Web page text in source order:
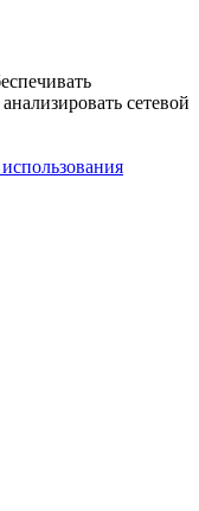
сетевой